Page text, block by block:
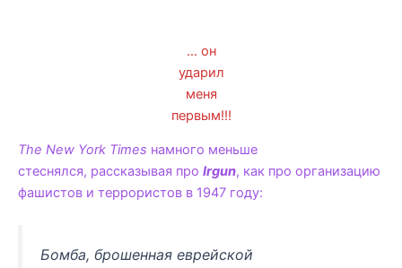
… он
ударил
меня
первым!!!
The New York Times намного меньше
стеснялся, рассказывая про Irgun, как про организацию
фашистов и террористов в 1947 году:
Бомба, брошенная еврейской